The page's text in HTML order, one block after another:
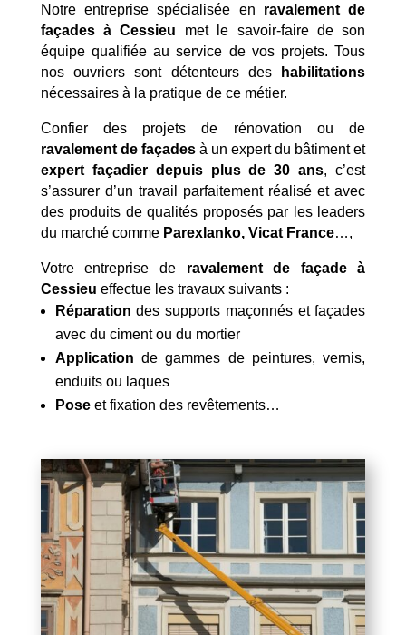
Notre entreprise spécialisée en ravalement de
façades à Cessieu met le savoir-faire de son
équipe qualifiée au service de vos projets. Tous
nos ouvriers sont détenteurs des
habilitations
nécessaires à la pratique de ce métier.
Confier des projets de rénovation ou de
ravalement de façadesà un expert du bâtiment et
expert façadier depuis plus de 30 ans, c’est
s’assurer d’un travail parfaitement réalisé et avec
des produits de qualités proposés par les leaders
du marché comme Parexlanko, Vicat France…,
Votre entreprise de ravalement de façade à
Cessieu effectue les travaux suivants :
Réparation des supports maçonnés et façades
avec du ciment ou du mortier
Application de gammes de peintures, vernis,
enduits ou laques
Poseet fixation des revêtements…